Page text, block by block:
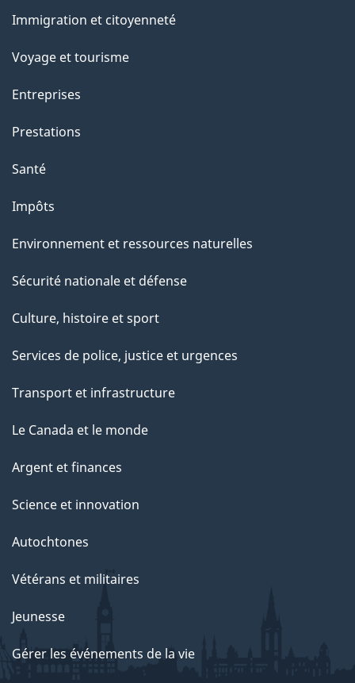
sujets
Immigration et citoyenneté
Voyage et tourisme
Entreprises
Prestations
Santé
Impôts
Environnement et ressources naturelles
Sécurité nationale et défense
Culture, histoire et sport
Services de police, justice et urgences
Transport et infrastructure
Le Canada et le monde
Argent et finances
Science et innovation
Autochtones
Vétérans et militaires
Jeunesse
Gérer les événements de la vie